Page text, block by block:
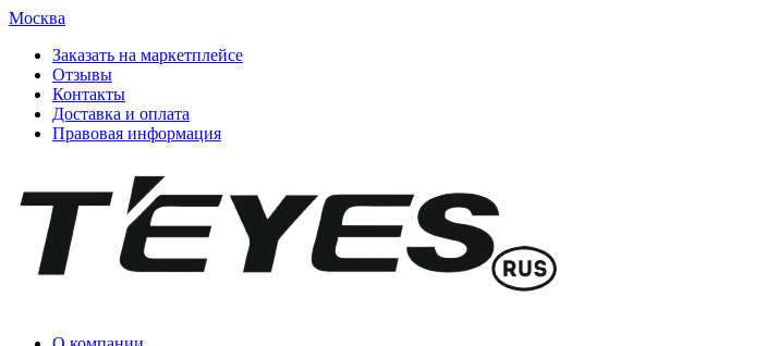
Москва
Заказать на маркетплейсе
Отзывы
Контакты
Доставка и оплата
Правовая информация